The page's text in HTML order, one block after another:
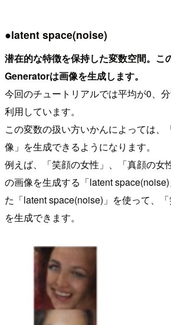
●latent space(noise)
潜在的な特徴を保持した変数空間。こ
Generatorは画像を生成します。
今回のチュートリアルでは平均が0、
利用しています。
この変数の扱い方いかんによっては、
像」を生成できるようになります。
例えば、「笑顔の女性」、「真顔の女
の画像を生成する「latent
た「latent space(noise)」を使って、
を生成できます。